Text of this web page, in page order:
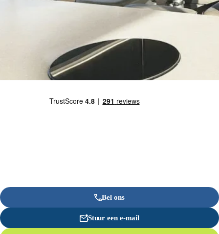
Bel ons
Stuur een e-mail